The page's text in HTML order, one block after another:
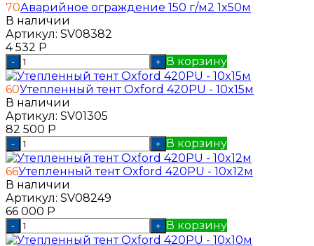
70Аварийное ограждение 150 г/м2 1x50м
В наличии
Артикул: SV08382
4 532 Р
- + В корзину
60Утепленный тент Oxford 420PU - 10x15м
В наличии
Артикул: SV01305
82 500 Р
- + В корзину
66Утепленный тент Oxford 420PU - 10x12м
В наличии
Артикул: SV08249
66 000 Р
- + В корзину